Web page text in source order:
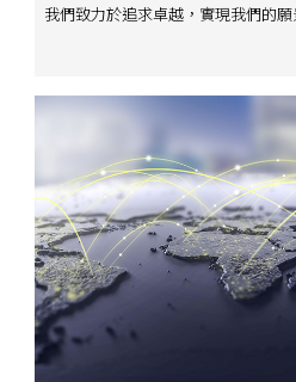
我們致力於追求卓越，實現我們的願